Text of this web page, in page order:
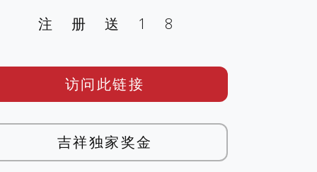
注册送18
访问此链接
吉祥独家奖金